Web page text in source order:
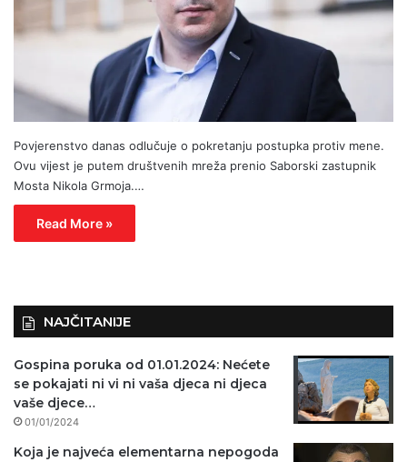
Povjerenstvo danas odlučuje o pokretanju postupka protiv mene.
Ovu vijest je putem društvenih mreža prenio Saborski zastupnik
Mosta Nikola Grmoja.…
Read More »
NAJČITANIJE
Gospina poruka od 01.01.2024: Nećete
se pokajati ni vi ni vaša djeca ni djeca
vaše djece…
01/01/2024
Koja je najveća elementarna nepogoda